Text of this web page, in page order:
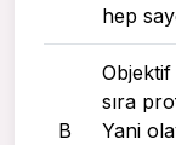
hep
B
Objektif
sıra
Yani